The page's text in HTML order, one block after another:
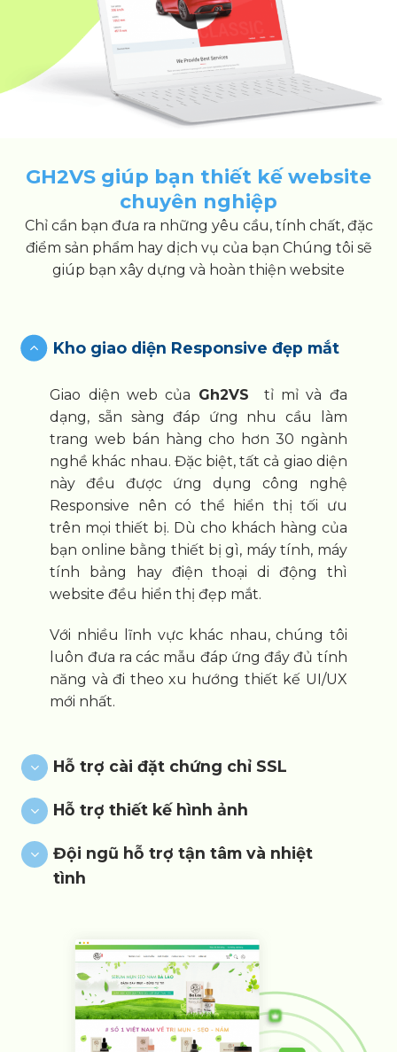
GH2VS giúp bạn thiết kế website
chuyên nghiệp
Chỉ cần bạn đưa ra những yêu cầu, tính chất, đặc
điểm sản phẩm hay dịch vụ của bạn Chúng tôi sẽ
giúp bạn xây dựng và hoàn thiện website
Kho giao diện Responsive đẹp mắt
Giao diện web của Gh2VS tỉ mỉ và đa
dạng, sẵn sàng đáp ứng nhu cầu làm
trang web bán hàng cho hơn 30 ngành
nghề khác nhau. Đặc biệt, tất cả giao diện
này đều được ứng dụng công nghệ
Responsive nên có thể hiển thị tối ưu
trên mọi thiết bị. Dù cho khách hàng của
bạn online bằng thiết bị gì, máy tính, máy
tính bảng hay điện thoại di động thì
website đều hiển thị đẹp mắt.
Với nhiều lĩnh vực khác nhau, chúng tôi
luôn đưa ra các mẫu đáp ứng đầy đủ tính
năng và đi theo xu hướng thiết kế UI/UX
mới nhất.
Hỗ trợ cài đặt chứng chỉ SSL
Hỗ trợ thiết kế hình ảnh
Đội ngũ hỗ trợ tận tâm và nhiệt
tình